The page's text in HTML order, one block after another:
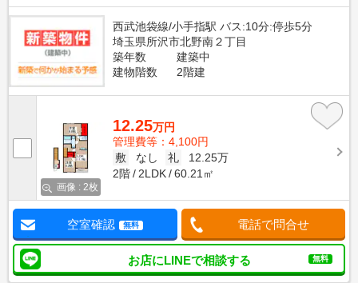
西武池袋線/小手指駅 バス:10分:停歩5分
埼玉県所沢市北野南２丁目
築年数
建築中
建物階数
2階建
画像 : 2枚
12.25万円
管理費等：4,100円
敷
なし 礼
12.25万
2階
2LDK 60.21㎡
空室確認 無料 電話で問合せ
お店にLINEで相談する 無料